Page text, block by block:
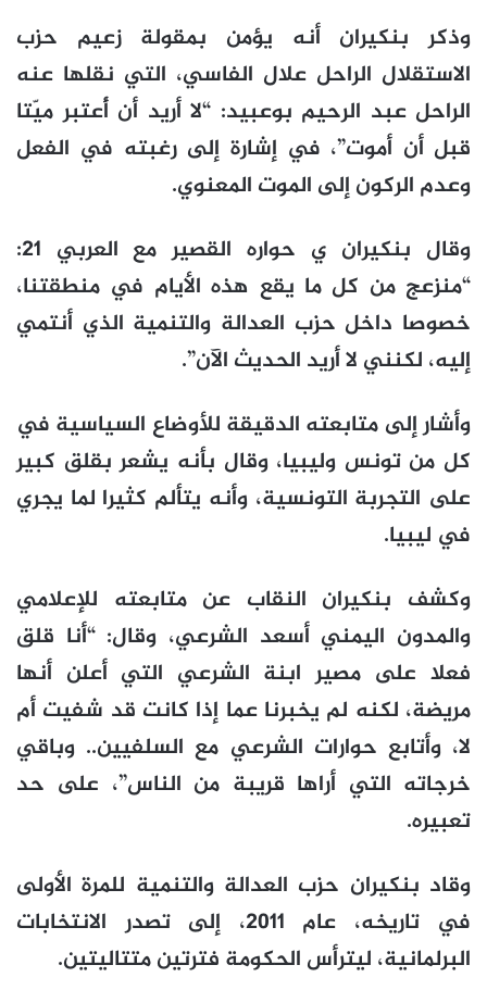
وذكر بنكيران أنه يؤمن بمقولة زعيم حزب
الاستقلال الراحل علال الفاسي، التي نقلها عنه
الراحل عبد الرحيم بوعبيد: “لا أريد أن أُعتبر ميّتا
قبل أن أموت”، في إشارة إلى رغبته في الفعل
وعدم الركون إلى الموت المعنوي.
وقال بنكيران ي حواره القصير مع العربي 21:
“منزعج من كل ما يقع هذه الأيام في منطقتنا،
خصوصا داخل حزب العدالة والتنمية الذي أنتمي
إليه، لكنني لا أريد الحديث الآن”.
وأشار إلى متابعته الدقيقة للأوضاع السياسية في
كل من تونس وليبيا، وقال بأنه يشعر بقلق كبير
على التجربة التونسية، وأنه يتألم كثيرا لما يجري
في ليبيا.
وكشف بنكيران النقاب عن متابعته للإعلامي
والمدون اليمني أسعد الشرعي، وقال: “أنا قلق
فعلا على مصير ابنة الشرعي التي أعلن أنها
مريضة، لكنه لم يخبرنا عما إذا كانت قد شفيت أم
لا، وأتابع حوارات الشرعي مع السلفيين.. وباقي
خرجاته التي أراها قريبة من الناس”، على حد
تعبيره.
وقاد بنكيران حزب العدالة والتنمية للمرة الأولى
في تاريخه، عام 2011، إلى تصدر الانتخابات
البرلمانية، ليترأس الحكومة فترتين متتاليتين.